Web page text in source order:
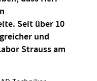
Seit über 10
und
Strauss am